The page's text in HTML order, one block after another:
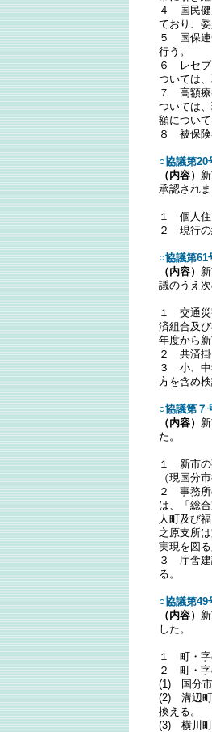
４ 国民健
ており、
５ 国保連
行う。
６ レセプ
ついては
７ 高額療
ついては
額につい
８ 被保険
○協議第
（内容）
承認されま
１ 個人住
２ 現行の
○協議第
（内容）
議のうえ
１ 交通災
済組合及
年度から
２ 共済掛
３ 小、中
方を含め検
○協議第７
（内容）
た。
１ 新市の
（現国分
２ 事務所
は、「総
人町及び
之原支所
実現を図
３ 庁舎建
る。
○協議第
（内容）
した。
１ 町・字
２ 町・字
(1) 国分市
(2) 溝辺町
換える。
(3) 横川町